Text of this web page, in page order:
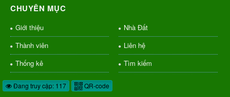
CHUYÊN MỤC
Giới thiệu
Nhà Đất
Thành viên
Liên hệ
Thống kê
Tìm kiếm
Đang truy cập: 117 QR-code